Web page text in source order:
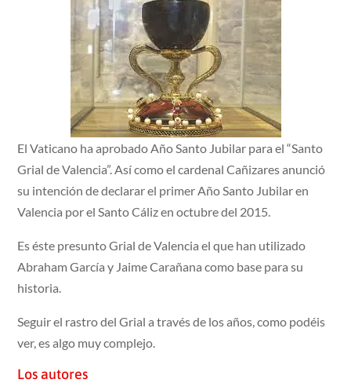
El Vaticano ha aprobado Año Santo Jubilar para el “Santo
Grial de Valencia”. Así como el cardenal Cañizares anunció
su intención de declarar el primer Año Santo Jubilar en
Valencia por el Santo Cáliz en octubre del 2015.
Es éste presunto Grial de Valencia el que han utilizado
Abraham García y Jaime Carañana como base para su
historia.
Seguir el rastro del Grial a través de los años, como podéis
ver, es algo muy complejo.
Los autores